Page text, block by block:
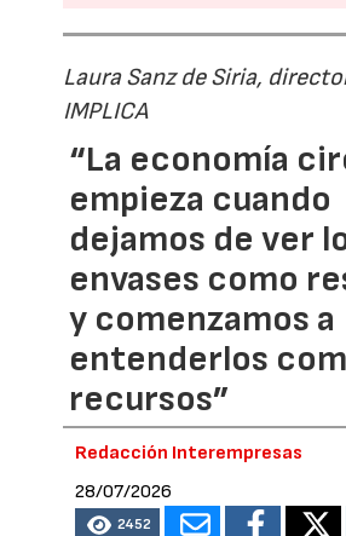
Laura Sanz de Siria,
IMPLICA
“La economía
empieza cuando
dejamos de ver
envases como
y comenzamos a
entenderlos
recursos”
Redacción Interempresas
28/07/2026
2452